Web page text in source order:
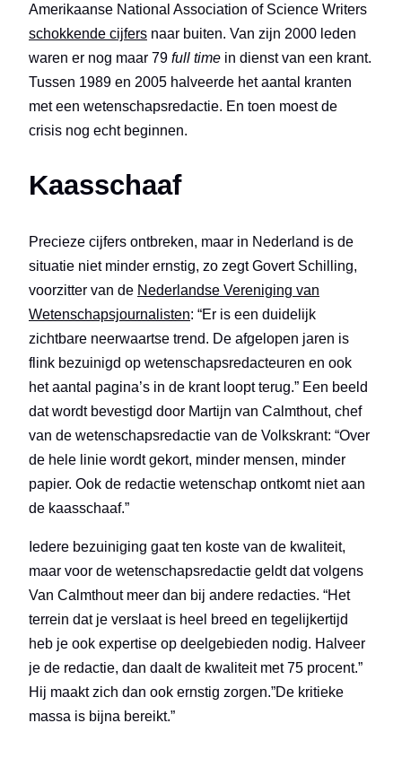
Amerikaanse National Association of Science Writers
schokkende cijfers naar buiten. Van zijn 2000 leden
waren er nog maar 79 full time in dienst van een krant.
Tussen 1989 en 2005 halveerde het aantal kranten
met een wetenschapsredactie. En toen moest de
crisis nog echt beginnen.
Kaasschaaf
Precieze cijfers ontbreken, maar in Nederland is de
situatie niet minder ernstig, zo zegt Govert Schilling,
voorzitter van de Nederlandse Vereniging van
Wetenschapsjournalisten: “Er is een duidelijk
zichtbare neerwaartse trend. De afgelopen jaren is
flink bezuinigd op wetenschapsredacteuren en ook
het aantal pagina’s in de krant loopt terug.” Een beeld
dat wordt bevestigd door Martijn van Calmthout, chef
van de wetenschapsredactie van de Volkskrant: “Over
de hele linie wordt gekort, minder mensen, minder
papier. Ook de redactie wetenschap ontkomt niet aan
de kaasschaaf.”
Iedere bezuiniging gaat ten koste van de kwaliteit,
maar voor de wetenschapsredactie geldt dat volgens
Van Calmthout meer dan bij andere redacties. “Het
terrein dat je verslaat is heel breed en tegelijkertijd
heb je ook expertise op deelgebieden nodig. Halveer
je de redactie, dan daalt de kwaliteit met 75 procent.”
Hij maakt zich dan ook ernstig zorgen.”De kritieke
massa is bijna bereikt.”